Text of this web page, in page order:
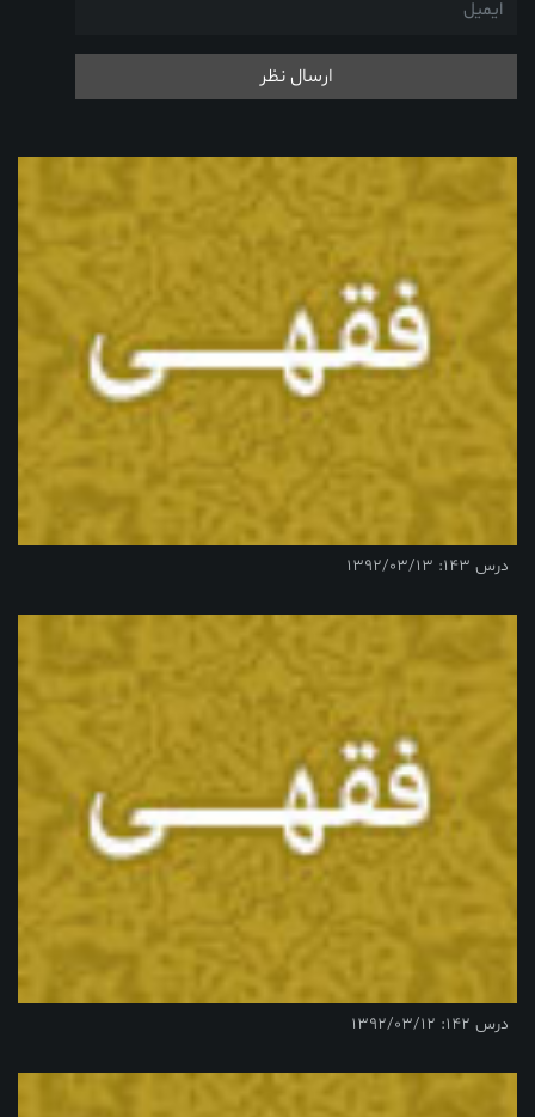
ارسال نظر
درس 143: 1392/03/13
درس 142: 1392/03/12